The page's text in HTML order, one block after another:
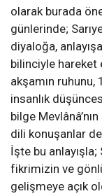
olarak burada
günlerinde;
diyaloğa,
bilinciyle
akşamın ruhunu,
insanlık
bilge
dili konuşanlar
İşte bu anlayışla;
fikrimizin ve
gelişmeye açık